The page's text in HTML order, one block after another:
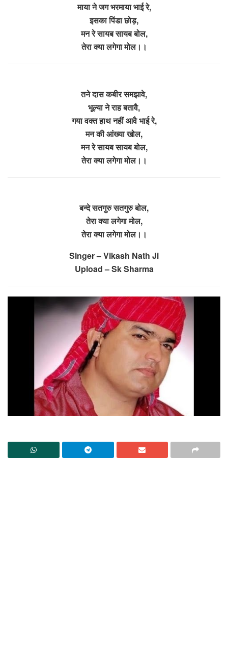
माया ने जग भरमाया भाई रे,
इसका पिंडा छोड़,
मन रे सायब सायब बोल,
तेरा क्या लगेगा मोल।।
तने दास कबीर समझावे,
भूल्या ने राह बतावै,
गया वक्त हाथ नहीं आवै भाई रे,
मन की आंख्या खोल,
मन रे सायब सायब बोल,
तेरा क्या लगेगा मोल।।
बन्दे सतगुरु सतगुरु बोल,
तेरा क्या लगेगा मोल,
तेरा क्या लगेगा मोल।।
Singer – Vikash Nath Ji
Upload – Sk Sharma